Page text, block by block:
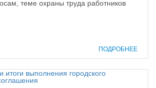
теме охраны труда работников
ПОДРОБНЕЕ